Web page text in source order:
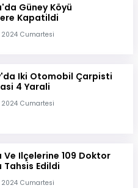
Güney Köyü
Kapatildi
2024 Cumartesi
Iki Otomobil Çarpisti
4 Yarali
2024 Cumartesi
Ve Ilçelerine 109 Doktor
Tahsis Edildi
2024 Cumartesi